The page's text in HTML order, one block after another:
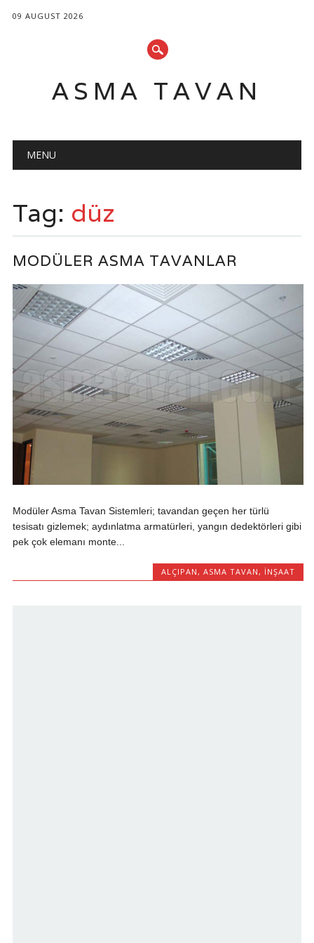
09 AUGUST 2026
ASMA TAVAN
Main menu
MENU
Tag: düz
MODÜLER ASMA TAVANLAR
Modüler Asma Tavan Sistemleri; tavandan geçen her türlü
tesisatı gizlemek; aydınlatma armatürleri, yangın dedektörleri gibi
pek çok elemanı monte...
ALÇIPAN , ASMA TAVAN , INŞAAT